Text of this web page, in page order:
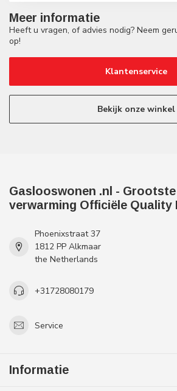
Meer informatie
Heeft u vragen, of advies nodig? Neem
op!
Klantenservice
Bekijk onze winkel
Gaslooswonen .nl -
verwarming Officiële Quality
Phoenixstraat 37
1812 PP Alkmaar
the Netherlands
+31728080179
Service
Informatie